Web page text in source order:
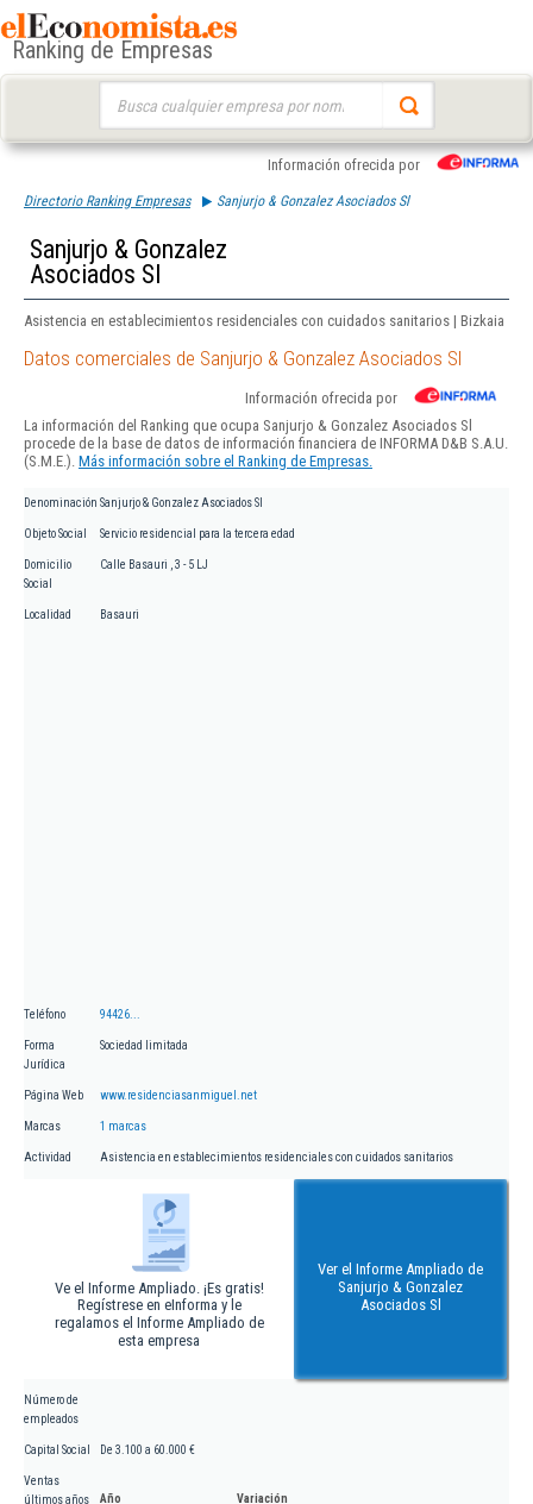
Ranking de Empresas
Información ofrecida por
Directorio Ranking Empresas Sanjurjo & Gonzalez Asociados Sl
Sanjurjo & Gonzalez
Asociados Sl
Asistencia en establecimientos residenciales con cuidados sanitarios | Bizkaia
Datos comerciales de Sanjurjo & Gonzalez Asociados Sl
Información ofrecida por
La información del Ranking que ocupa Sanjurjo & Gonzalez Asociados Sl
procede de la base de datos de información financiera de INFORMA D&B S.A.U.
(S.M.E.). Más información sobre el Ranking de Empresas.
Denominación Sanjurjo & Gonzalez Asociados Sl
Objeto Social Servicio residencial para la tercera edad
Domicilio
Social
Calle Basauri , 3 - 5 LJ
Localidad Basauri
Teléfono 94426...
Forma
Jurídica
Sociedad limitada
Página Web www.residenciasanmiguel.net
Marcas 1 marcas
Actividad Asistencia en establecimientos residenciales con cuidados sanitarios
Ve el Informe Ampliado. ¡Es gratis!
Regístrese en eInforma y le
regalamos el Informe Ampliado de
esta empresa
Ver el Informe Ampliado de
Sanjurjo & Gonzalez
Asociados Sl
Número de
empleados
Capital Social De 3.100 a 60.000 €
Ventas
últimos años
Año
Variación